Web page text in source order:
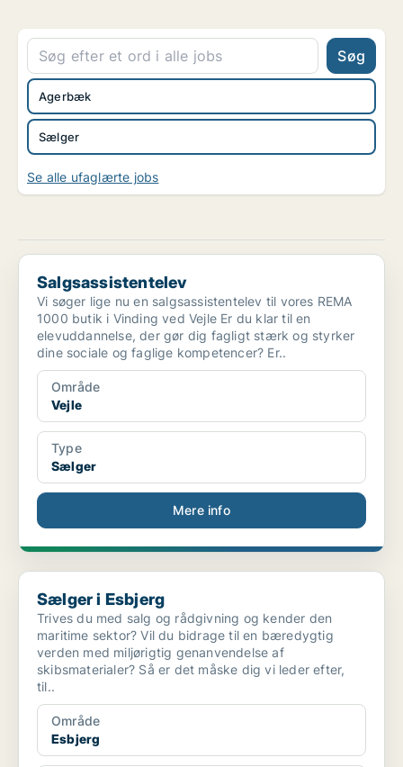
Søg
Sælger
Agerbæk
Se alle ufaglærte jobs
Salgsassistentelev
Salgsassistentelev
Vi søger lige nu en salgsassistentelev til vores REMA
1000 butik i Vinding ved Vejle Er du klar til en
elevuddannelse, der gør dig fagligt stærk og styrker
dine sociale og faglige kompetencer? Er..
Område
Vejle
Type
Sælger
Mere info
Sælger i Esbjerg
Sælger i Esbjerg
Trives du med salg og rådgivning og kender den
maritime sektor? Vil du bidrage til en bæredygtig
verden med miljørigtig genanvendelse af
skibsmaterialer? Så er det måske dig vi leder efter,
til..
Område
Esbjerg